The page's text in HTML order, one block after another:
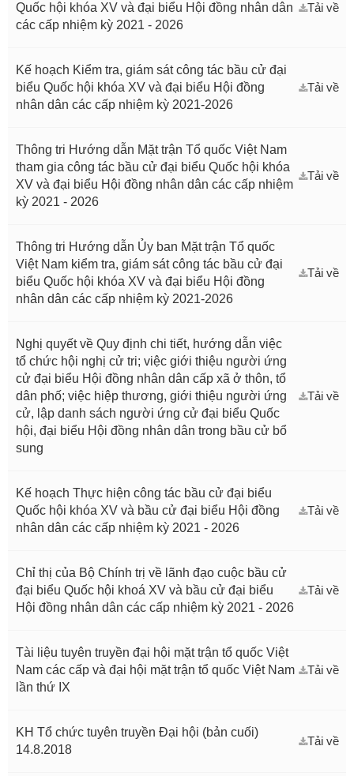
Quốc hội khóa XV và đại biểu Hội đồng nhân dân
các cấp nhiệm kỳ 2021 - 2026
Tải về
Kế hoạch Kiểm tra, giám sát công tác bầu cử đại
biểu Quốc hội khóa XV và đại biểu Hội đồng
nhân dân các cấp nhiệm kỳ 2021-2026
Tải về
Thông tri Hướng dẫn Mặt trận Tổ quốc Việt Nam
tham gia công tác bầu cử đại biểu Quốc hội khóa
XV và đại biểu Hội đồng nhân dân các cấp nhiệm
kỳ 2021 - 2026
Tải về
Thông tri Hướng dẫn Ủy ban Mặt trận Tổ quốc
Việt Nam kiểm tra, giám sát công tác bầu cử đại
biểu Quốc hội khóa XV và đại biểu Hội đồng
nhân dân các cấp nhiệm kỳ 2021-2026
Tải về
Nghị quyết về Quy định chi tiết, hướng dẫn việc
tổ chức hội nghị cử tri; việc giới thiệu người ứng
cử đại biểu Hội đồng nhân dân cấp xã ở thôn, tổ
dân phố; việc hiệp thương, giới thiệu người ứng
cử, lập danh sách người ứng cử đại biểu Quốc
hội, đại biểu Hội đồng nhân dân trong bầu cử bổ
sung
Tải về
Kế hoạch Thực hiện công tác bầu cử đại biểu
Quốc hội khóa XV và bầu cử đại biểu Hội đồng
nhân dân các cấp nhiệm kỳ 2021 - 2026
Tải về
Chỉ thị của Bộ Chính trị về lãnh đạo cuộc bầu cử
đại biểu Quốc hội khoá XV và bầu cử đại biểu
Hội đồng nhân dân các cấp nhiệm kỳ 2021 - 2026
Tải về
Tài liệu tuyên truyền đại hội mặt trận tổ quốc Việt
Nam các cấp và đại hội mặt trận tổ quốc Việt Nam
lần thứ IX
Tải về
KH Tổ chức tuyên truyền Đại hội (bản cuối)
14.8.2018
Tải về